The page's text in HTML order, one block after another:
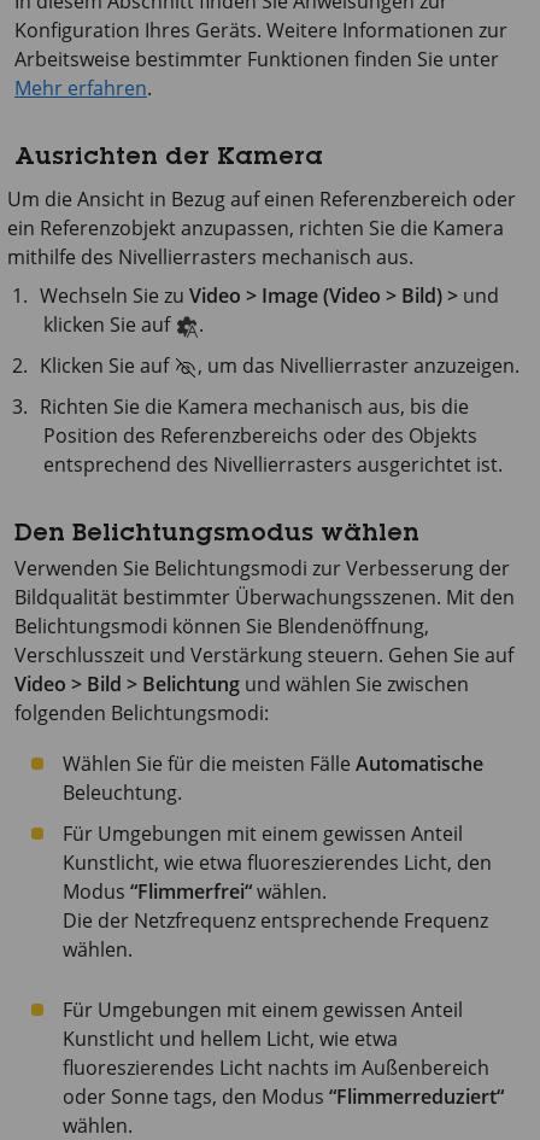
Konfiguration Ihres Geräts. Weitere Informationen zur
Arbeitsweise bestimmter Funktionen finden Sie unter
Mehr erfahren.
Ausrichten der Kamera
Um die Ansicht in Bezug auf einen Referenzbereich oder
ein Referenzobjekt anzupassen, richten Sie die Kamera
mithilfe des Nivellierrasters mechanisch aus.
Wechseln Sie zuVideo > Image (Video > Bild) > und
klicken Sie auf
.
Klicken Sie auf
, um das Nivellierraster anzuzeigen.
Richten Sie die Kamera mechanisch aus, bis die
Position des Referenzbereichs oder des Objekts
entsprechend des Nivellierrasters ausgerichtet ist.
Den Belichtungsmodus wählen
Verwenden Sie Belichtungsmodi zur Verbesserung der
Bildqualität bestimmter Überwachungsszenen. Mit den
Belichtungsmodi können Sie Blendenöffnung,
Verschlusszeit und Verstärkung steuern. Gehen Sie auf
Video > Bild > Belichtung und wählen Sie zwischen
folgenden Belichtungsmodi:
Wählen Sie für die meisten Fälle Automatische
Beleuchtung.
Für Umgebungen mit einem gewissen Anteil
Kunstlicht, wie etwa fluoreszierendes Licht, den
Modus “Flimmerfrei“wählen.
Die der Netzfrequenz entsprechende Frequenz
wählen.
Für Umgebungen mit einem gewissen Anteil
Kunstlicht und hellem Licht, wie etwa
fluoreszierendes Licht nachts im Außenbereich
oder Sonne tags, den Modus “Flimmerreduziert“
wählen.